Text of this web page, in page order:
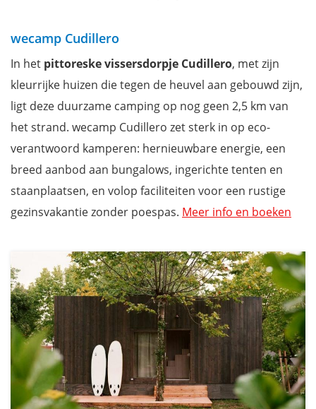
wecamp Cudillero
In het pittoreske vissersdorpje Cudillero, met zijn
kleurrijke huizen die tegen de heuvel aan gebouwd zijn,
ligt deze duurzame camping op nog geen 2,5 km van
het strand. wecamp Cudillero zet sterk in op eco-
verantwoord kamperen: hernieuwbare energie, een
breed aanbod aan bungalows, ingerichte tenten en
staanplaatsen, en volop faciliteiten voor een rustige
gezinsvakantie zonder poespas. Meer info en boeken